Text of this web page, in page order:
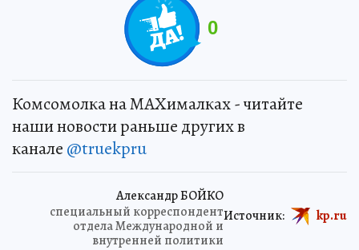
0
Комсомолка на MAXималках - читайте
наши новости раньше других в
канале @truekpru
Александр БОЙКО
специальный корреспондент
отдела Международной и
внутренней политики
Источник: kp.ru